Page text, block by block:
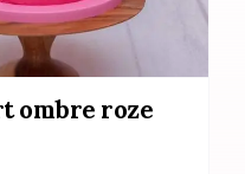
ombre roze